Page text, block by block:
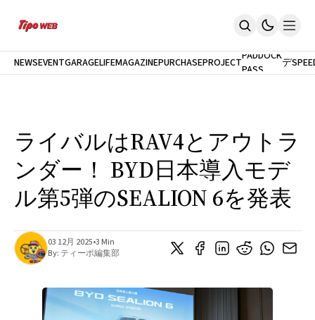
Home
最新モデル試乗
GarageLife
定期購読
雑誌
メルマガ登録
ログイン
新規会員登録
NEWSEVENTGARAGELIFEMAGAZINEPURCHASEPROJECTPADDOCK
PASS
最
新
モ
デ
ル
ライバルはRAV4とアウトラ
ンダー！ BYD日本導入モデ
ル第5弾のSEALION 6を発表
03 12月 2025•3 Min
By: ティーポ編集部